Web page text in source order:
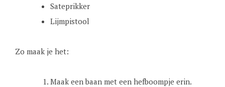
Sateprikker
Lijmpistool
Zo maak je het:
Maak een baan met een hefboompje erin.